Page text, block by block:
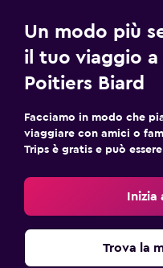
Un modo più
il tuo viaggio
Poitiers Biard
Facciamo in modo che
viaggiare con amici o
Trips è gratis e può
Inizia
Trova la